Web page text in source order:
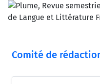
Comité de